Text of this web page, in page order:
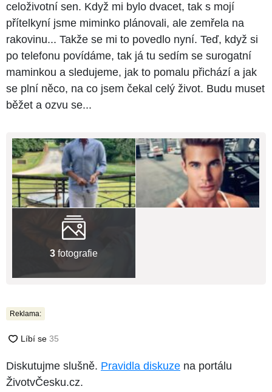
celoživotní sen. Když mi bylo dvacet, tak s mojí
přítelkyní jsme miminko plánovali, ale zemřela na
rakovinu... Takže se mi to povedlo nyní. Teď, když si
po telefonu povídáme, tak já tu sedím se surogatní
maminkou a sledujeme, jak to pomalu přichází a jak
se plní něco, na co jsem čekal celý život. Budu muset
běžet a ozvu se...
3 fotografie
Reklama:
Diskutujme slušně. Pravidla diskuze na portálu
ŽivotvČesku.cz.